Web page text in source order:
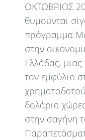
ΟΚΤΩΒΡΙΟΣ
θυμούνται
πρόγραμμα
στην
Ελλάδας,
τον εμφύλιο
δολάρια
στην σαγήνη